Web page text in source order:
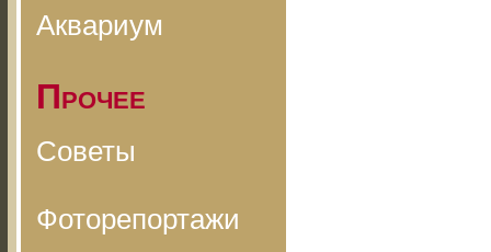
Аквариум
Прочее
Советы
Фоторепортажи